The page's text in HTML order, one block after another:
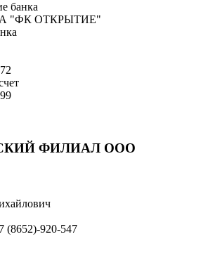
банка
"ФК ОТКРЫТИЕ"
ФИЛИАЛ ООО
(8652)-920-547